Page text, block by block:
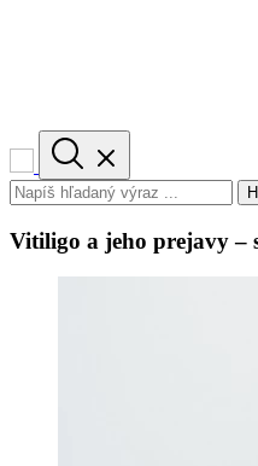
Vitiligo a jeho prejavy –